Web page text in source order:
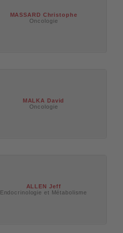
MASSARD Christophe
Oncologie
MALKA David
Oncologie
ALLEN Jeff
Endocrinologie et Métabolisme